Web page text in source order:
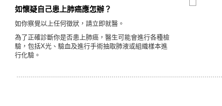
如懷疑自己患上肺癌應怎辦？
如你察覺以上任何徵狀，請立即就醫。
為了正確診斷你是否患上肺癌，醫生可能會進行各種檢
驗，包括X光、驗血及進行手術抽取肺液或組織樣本進
行化驗。